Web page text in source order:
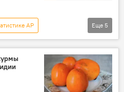
АР
Инфографика
Еще 5